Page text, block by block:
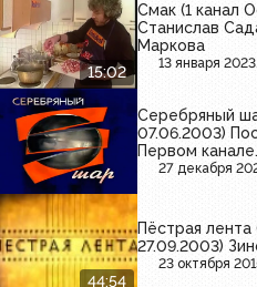
15:02
Смак (1 канал
Станислав
Маркова
13 января
Серебряный
07.06.2003)
Первом
27 декабря
44:54
Пёстрая лента
27.09.2003)
23 октября